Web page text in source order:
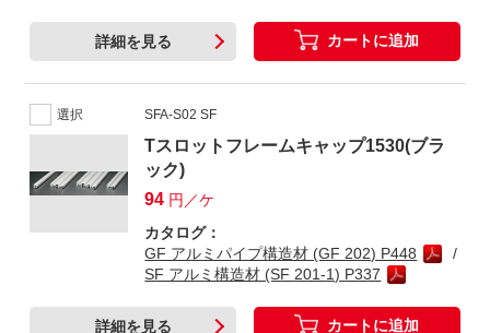
詳細を見る カートに追加
選択 SFA-S02 SF
Tスロットフレームキャップ1530(ブラ
ック)
94 円／ケ
カタログ：
GF アルミパイプ構造材 (GF 202) P448
SF アルミ構造材 (SF 201-1) P337
詳細を見る カートに追加